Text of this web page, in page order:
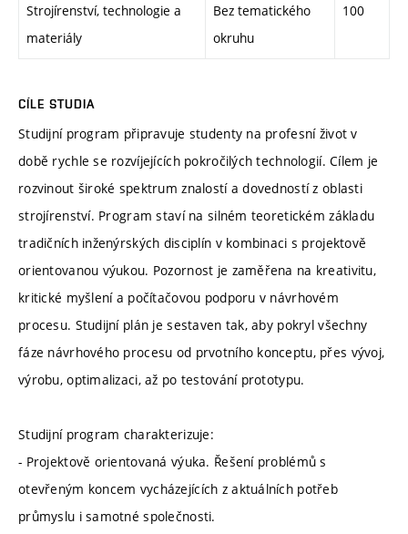
Strojírenství, technologie a
materiály
Bez tematického
okruhu
100
CÍLE STUDIA
Studijní program připravuje studenty na profesní život v
době rychle se rozvíjejících pokročilých technologií. Cílem je
rozvinout široké spektrum znalostí a dovedností z oblasti
strojírenství. Program staví na silném teoretickém základu
tradičních inženýrských disciplín v kombinaci s projektově
orientovanou výukou. Pozornost je zaměřena na kreativitu,
kritické myšlení a počítačovou podporu v návrhovém
procesu. Studijní plán je sestaven tak, aby pokryl všechny
fáze návrhového procesu od prvotního konceptu, přes vývoj,
výrobu, optimalizaci, až po testování prototypu.
Studijní program charakterizuje:
- Projektově orientovaná výuka. Řešení problémů s
otevřeným koncem vycházejících z aktuálních potřeb
průmyslu i samotné společnosti.